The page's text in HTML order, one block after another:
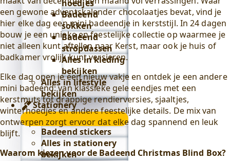
hoedjes
Badeend
sokken
Badeend
stropdassen
Alles in kleding
bekijken
Alles in lifestyle
bekijken
Stationery
Stationery
submenu
Badeend stickers
Alles in stationery
bekijken
een gewone adventskalender chocolaatjes bevat, vind je
hier elke dag een mini badeendje in kerststijl. In 24 dagen
bouw je een unieke en feestelijke collectie op waarmee je
niet alleen kunt aftellen naar Kerst, maar ook je huis of
badkamer vrolijk kunt versieren.
Elke dag open je een nieuw vakje en ontdek je een andere
mini badeend: van klassieke gele eendjes met een
kerstmuts tot grappige rendierversies, sjaaltjes,
winterhoedjes en andere feestelijke details. De mix van
ontwerpen zorgt ervoor dat elke dag spannend en leuk
blijft.
Waarom kiezen voor de Badeend Christmas Blind Box?